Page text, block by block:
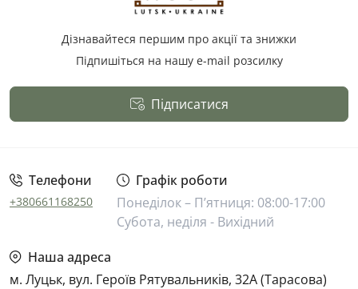
Дізнавайтеся першим про акції та знижки
Підпишіться на нашу e-mail розсилку
Підписатися
Публічна оферта
Телефони
+380661168250
Графік роботи
Понеділок – П’ятниця: 08:00-17:00
Субота, неділя - Вихідний
Наша адреса
м. Луцьк, вул. Героїв Рятувальників, 32А (Тарасова)